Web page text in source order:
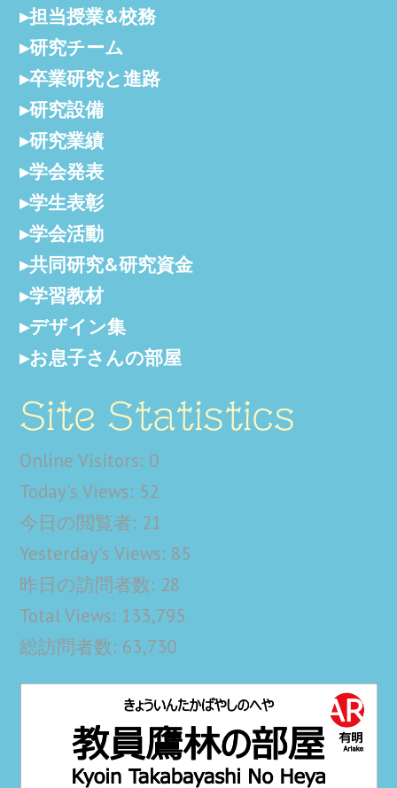
担当授業&校務
研究チーム
卒業研究と進路
研究設備
研究業績
学会発表
学生表彰
学会活動
共同研究&研究資金
学習教材
デザイン集
お息子さんの部屋
Site Statistics
Online Visitors: 0
Today's Views: 52
今日の閲覧者: 21
Yesterday's Views: 85
昨日の訪問者数: 28
Total Views: 133,795
総訪問者数: 63,730